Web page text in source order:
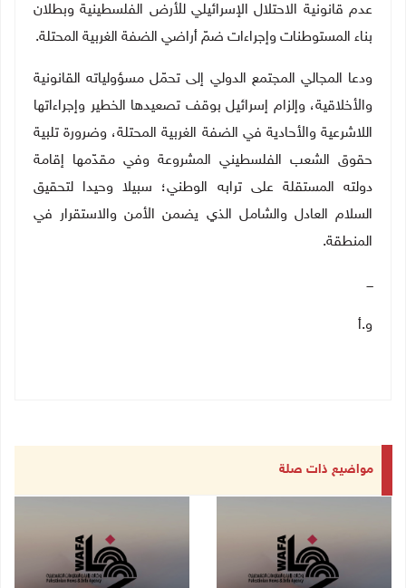
عدم قانونية الاحتلال الإسرائيلي للأرض الفلسطينية وبطلان
بناء المستوطنات وإجراءات ضمّ أراضي الضفة الغربية المحتلة.
‏ودعا المجالي المجتمع الدولي إلى تحمّل مسؤولياته القانونية
والأخلاقية، وإلزام إسرائيل بوقف تصعيدها الخطير وإجراءاتها
اللاشرعية والأحادية في الضفة الغربية المحتلة، وضرورة تلبية
حقوق الشعب الفلسطيني المشروعة وفي مقدّمها إقامة
دولته المستقلة على ترابه الوطني؛ سبيلا وحيدا لتحقيق
السلام العادل والشامل الذي يضمن الأمن والاستقرار في
المنطقة.
ـــ
و.أ
مواضيع ذات صلة